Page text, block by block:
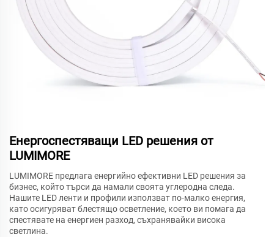
Енергоспестяващи LED решения от
LUMIMORE
LUMIMORE предлага енергийно ефективни LED решения за
бизнес, който търси да намали своята углеродна следа.
Нашите LED ленти и профили използват по-малко енергия,
като осигуряват блестящо осветление, което ви помага да
спестявате на енергиен разход, съхранявайки висока
светлина.